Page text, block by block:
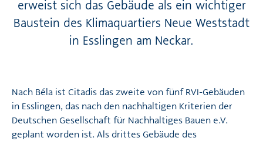
erweist sich das Gebäude als ein wichtiger
Baustein des Klimaquartiers Neue Weststadt
in Esslingen am Neckar.
Nach Béla ist Citadis das zweite von fünf RVI-Gebäuden
in Esslingen, das nach den nachhaltigen Kriterien der
Deutschen Gesellschaft für Nachhaltiges Bauen e.V.
geplant worden ist. Als drittes Gebäude des